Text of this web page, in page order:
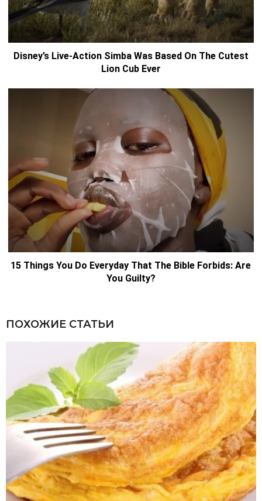
ПОХОЖИЕ СТАТЬИ